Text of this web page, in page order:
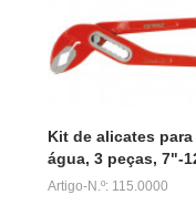
Kit de alicates
água, 3 peças, 7"-
Artigo-N.º: 115.0000